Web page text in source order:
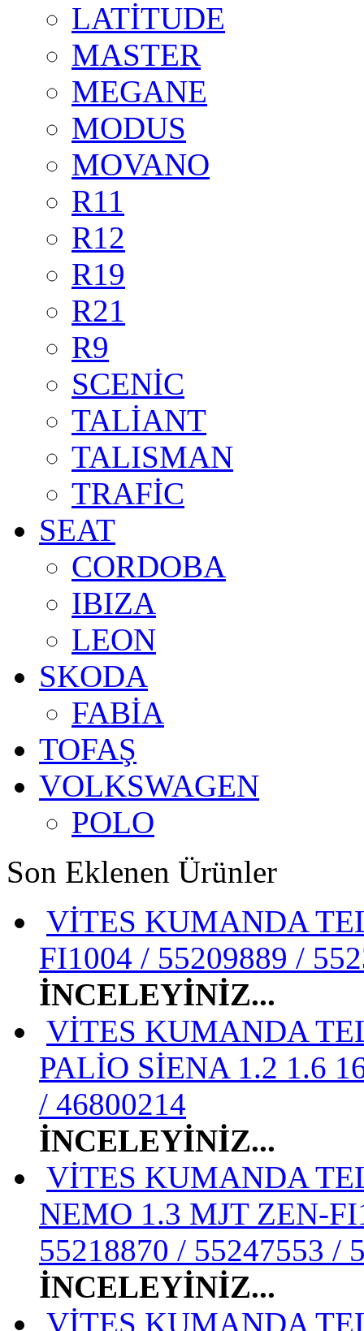
LATİTUDE
MASTER
MEGANE
MODUS
MOVANO
R11
R12
R19
R21
R9
SCENİC
TALİANT
TALISMAN
TRAFİC
SEAT
CORDOBA
IBIZA
LEON
SKODA
FABİA
TOFAŞ
VOLKSWAGEN
POLO
Son Eklenen Ürünler
VİTES KUMANDA
FI1004 / 55209889 /
İNCELEYİNİZ...
VİTES KUMANDA
PALİO SİENA 1.2 1.6
/ 46800214
İNCELEYİNİZ...
VİTES KUMANDA
NEMO 1.3 MJT ZEN-
55218870 / 55247553 /
İNCELEYİNİZ...
VİTES KUMANDA